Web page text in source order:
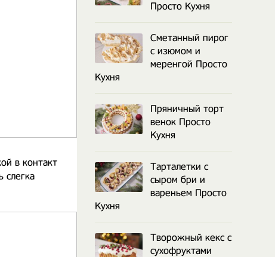
в контакт
слегка
Просто Кухня
Сметанный пирог
с изюмом и
меренгой Просто
Кухня
Пряничный торт
венок Просто
Кухня
Тарталетки с
сыром бри и
вареньем Просто
Кухня
Творожный кекс с
сухофруктами